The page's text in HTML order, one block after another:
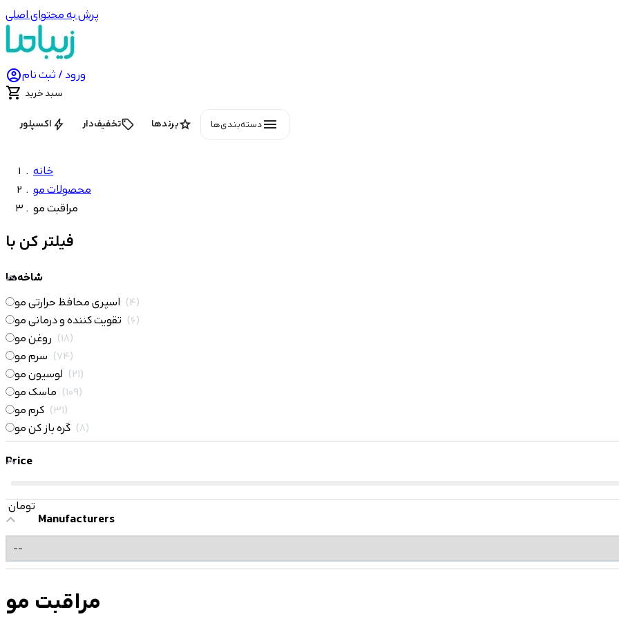
پرش به محتوای اصلی
ورود / ثبت نام
 سبد خرید
menuدسته‌بندی‌ها starبرندها local_offerتخفیف‌دار boltاکسپلور
خانه
محصولات مو
مراقبت مو
فیلتر کن با
شاخه‌ها
اسپری محافظ حرارتی مو 4
تقویت کننده و درمانی مو 6
روغن مو 18
سرم مو 74
لوسیون مو 21
ماسک مو 109
کرم مو 31
گره باز کن مو 8
Price
تومان
Manufacturers
مراقبت مو